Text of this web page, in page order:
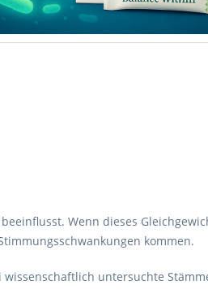
Wenn dieses
kommen.
untersuchte